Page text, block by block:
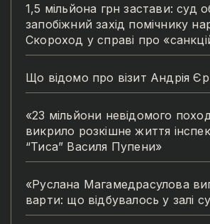
1,5 мільйона грн застави: суд
запобіжний захід помічнику
Скороход у справі про
Що відомо про візит Андрія
«23 мільйони невідомого
викрило розкішне життя
“Тиса” Василя Пупени»
«Руслана Магамедрасулова
варти: що відбувалось у залі